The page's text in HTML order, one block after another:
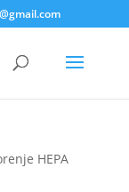
HEPA